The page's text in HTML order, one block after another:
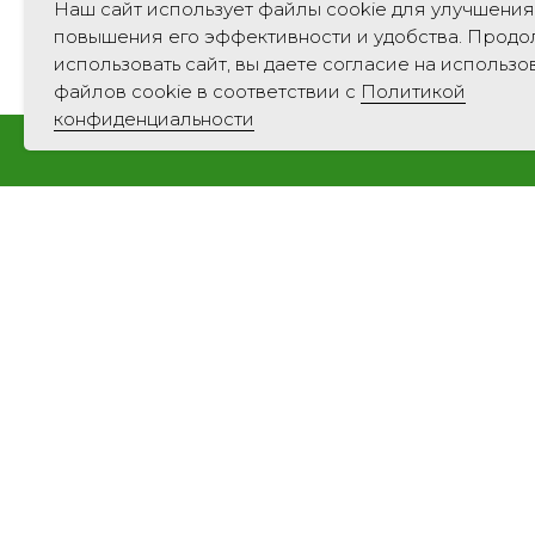
гармоничное сочетание
материалы лофта
скандинавского стиля.
комфортное жилое
Наш сайт использует файлы cookie для
повышения его эффективности и удобства.
использовать сайт, вы даете согласие на
файлов cookie в соответствии с Политикой
конфиденциальности